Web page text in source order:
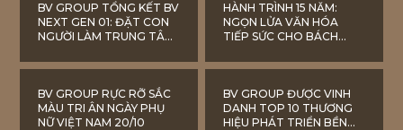
BV GROUP TỔNG KẾT BV
NEXT GEN 01: ĐẶT CON
NGƯỜI LÀM TRUNG TÂM
PHÁT TRIỂN BỀN VỮNG
HÀNH TRÌNH 15 NĂM:
NGỌN LỬA VĂN HÓA
TIẾP SỨC CHO BÁCH
BV GROUP RỰC RỠ SẮC
MÀU TRI ÂN NGÀY PHỤ
NỮ VIỆT NAM 20/10
BV GROUP ĐƯỢC VINH
DANH TOP 10 THƯƠNG
HIỆU PHÁT TRIỂN BỀN